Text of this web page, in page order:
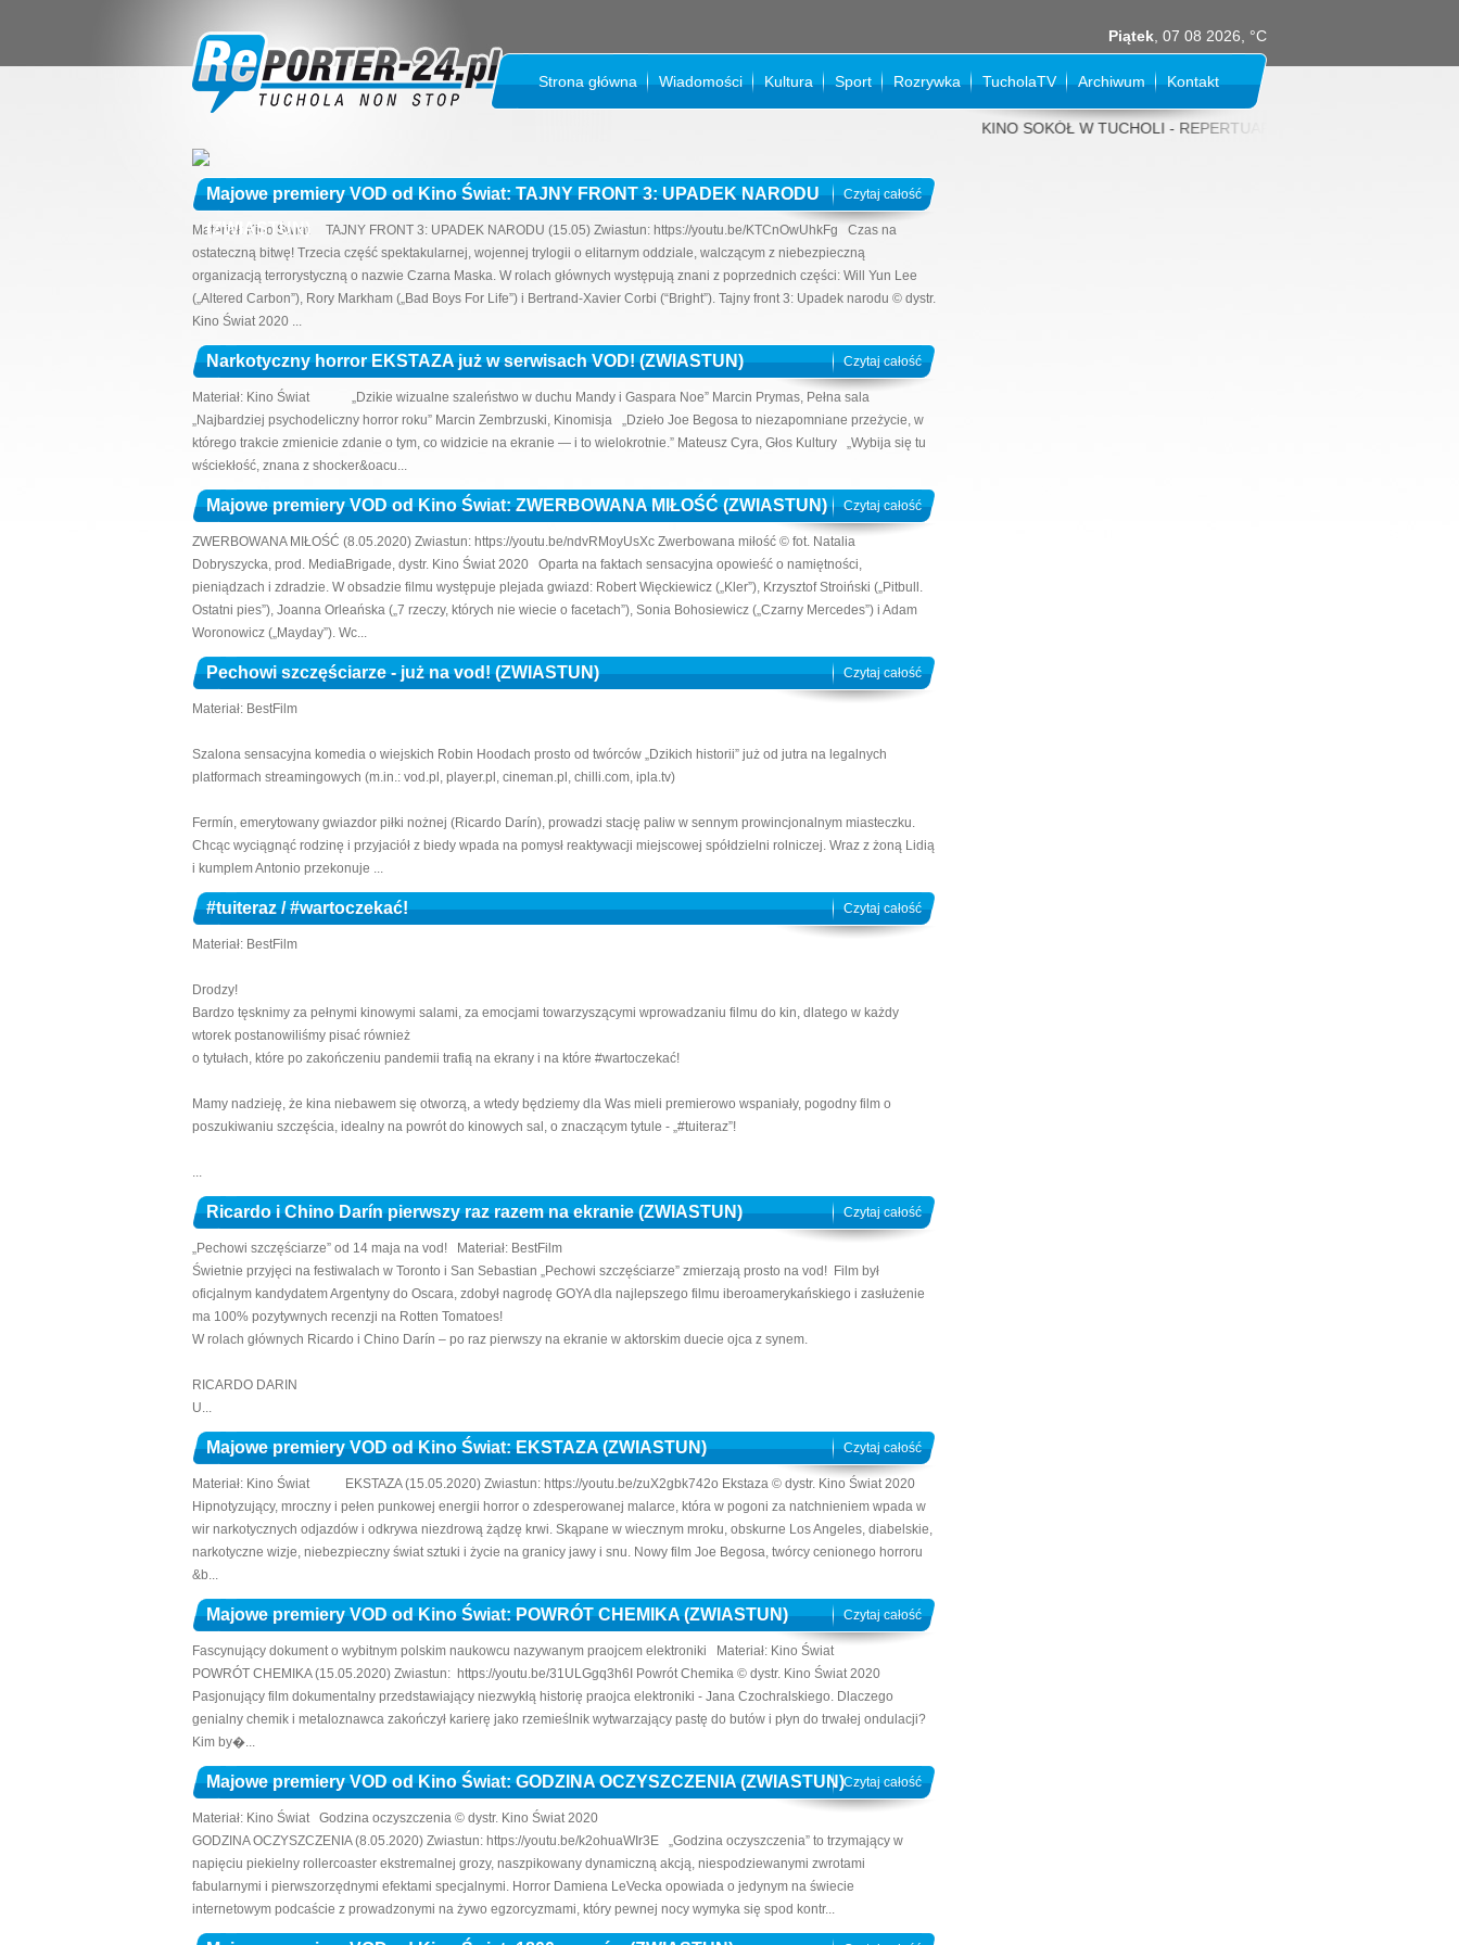
Piątek , 07 08 2026, °C
Strona główna Wiadomości Kultura Sport Rozrywka TucholaTV Archiwum Kontakt
KINO SOKÓŁ W TUCHOLI - REPERTUAR NA SIERPIEŃ 2026 rok:
Majowe premiery VOD od Kino Świat: TAJNY FRONT 3: UPADEK NARODU
(ZWIASTUN)
Czytaj całość
Materiał: Kino Świat TAJNY FRONT 3: UPADEK NARODU (15.05) Zwiastun: https://youtu.be/KTCnOwUhkFg Czas na
ostateczną bitwę! Trzecia część spektakularnej, wojennej trylogii o elitarnym oddziale, walczącym z niebezpieczną
organizacją terrorystyczną o nazwie Czarna Maska. W rolach głównych występują znani z poprzednich części: Will Yun Lee
(„Altered Carbon”), Rory Markham („Bad Boys For Life”) i Bertrand-Xavier Corbi (“Bright”). Tajny front 3: Upadek narodu © dystr.
Kino Świat 2020 ...
Narkotyczny horror EKSTAZA już w serwisach VOD! (ZWIASTUN) Czytaj całość
Materiał: Kino Świat „Dzikie wizualne szaleństwo w duchu Mandy i Gaspara Noe” Marcin Prymas, Pełna sala
„Najbardziej psychodeliczny horror roku” Marcin Zembrzuski, Kinomisja „Dzieło Joe Begosa to niezapomniane przeżycie, w
którego trakcie zmienicie zdanie o tym, co widzicie na ekranie — i to wielokrotnie.” Mateusz Cyra, Głos Kultury „Wybija się tu
wściekłość, znana z shocker&oacu...
Majowe premiery VOD od Kino Świat: ZWERBOWANA MIŁOŚĆ (ZWIASTUN) Czytaj całość
ZWERBOWANA MIŁOŚĆ (8.05.2020) Zwiastun: https://youtu.be/ndvRMoyUsXc Zwerbowana miłość © fot. Natalia
Dobryszycka, prod. MediaBrigade, dystr. Kino Świat 2020 Oparta na faktach sensacyjna opowieść o namiętności,
pieniądzach i zdradzie. W obsadzie filmu występuje plejada gwiazd: Robert Więckiewicz („Kler”), Krzysztof Stroiński („Pitbull.
Ostatni pies”), Joanna Orleańska („7 rzeczy, których nie wiecie o facetach”), Sonia Bohosiewicz („Czarny Mercedes”) i Adam
Woronowicz („Mayday”). Wc...
Pechowi szczęściarze - już na vod! (ZWIASTUN) Czytaj całość
Materiał: BestFilm
Szalona sensacyjna komedia o wiejskich Robin Hoodach prosto od twórców „Dzikich historii” już od jutra na legalnych
platformach streamingowych (m.in.: vod.pl, player.pl, cineman.pl, chilli.com, ipla.tv)
Fermín, emerytowany gwiazdor piłki nożnej (Ricardo Darín), prowadzi stację paliw w sennym prowincjonalnym miasteczku.
Chcąc wyciągnąć rodzinę i przyjaciół z biedy wpada na pomysł reaktywacji miejscowej spółdzielni rolniczej. Wraz z żoną Lidią
i kumplem Antonio przekonuje ...
#tuiteraz / #wartoczekać! Czytaj całość
Materiał: BestFilm
Drodzy!
Bardzo tęsknimy za pełnymi kinowymi salami, za emocjami towarzyszącymi wprowadzaniu filmu do kin, dlatego w każdy
wtorek postanowiliśmy pisać również
o tytułach, które po zakończeniu pandemii trafią na ekrany i na które #wartoczekać!
Mamy nadzieję, że kina niebawem się otworzą, a wtedy będziemy dla Was mieli premierowo wspaniały, pogodny film o
poszukiwaniu szczęścia, idealny na powrót do kinowych sal, o znaczącym tytule - „#tuiteraz”!
...
Ricardo i Chino Darín pierwszy raz razem na ekranie (ZWIASTUN) Czytaj całość
„Pechowi szczęściarze” od 14 maja na vod! Materiał: BestFilm
Świetnie przyjęci na festiwalach w Toronto i San Sebastian „Pechowi szczęściarze” zmierzają prosto na vod! Film był
oficjalnym kandydatem Argentyny do Oscara, zdobył nagrodę GOYA dla najlepszego filmu iberoamerykańskiego i zasłużenie
ma 100% pozytywnych recenzji na Rotten Tomatoes!
W rolach głównych Ricardo i Chino Darín – po raz pierwszy na ekranie w aktorskim duecie ojca z synem.
RICARDO DARIN
U...
Majowe premiery VOD od Kino Świat: EKSTAZA (ZWIASTUN) Czytaj całość
Materiał: Kino Świat EKSTAZA (15.05.2020) Zwiastun: https://youtu.be/zuX2gbk742o Ekstaza © dystr. Kino Świat 2020
Hipnotyzujący, mroczny i pełen punkowej energii horror o zdesperowanej malarce, która w pogoni za natchnieniem wpada w
wir narkotycznych odjazdów i odkrywa niezdrową żądzę krwi. Skąpane w wiecznym mroku, obskurne Los Angeles, diabelskie,
narkotyczne wizje, niebezpieczny świat sztuki i życie na granicy jawy i snu. Nowy film Joe Begosa, twórcy cenionego horroru
&b...
Majowe premiery VOD od Kino Świat: POWRÓT CHEMIKA (ZWIASTUN) Czytaj całość
Fascynujący dokument o wybitnym polskim naukowcu nazywanym praojcem elektroniki Materiał: Kino Świat
POWRÓT CHEMIKA (15.05.2020) Zwiastun: https://youtu.be/31ULGgq3h6I Powrót Chemika © dystr. Kino Świat 2020
Pasjonujący film dokumentalny przedstawiający niezwykłą historię praojca elektroniki - Jana Czochralskiego. Dlaczego
genialny chemik i metaloznawca zakończył karierę jako rzemieślnik wytwarzający pastę do butów i płyn do trwałej ondulacji?
Kim by�...
Majowe premiery VOD od Kino Świat: GODZINA OCZYSZCZENIA (ZWIASTUN)Czytaj całość
Materiał: Kino Świat Godzina oczyszczenia © dystr. Kino Świat 2020
GODZINA OCZYSZCZENIA (8.05.2020) Zwiastun: https://youtu.be/k2ohuaWIr3E „Godzina oczyszczenia” to trzymający w
napięciu piekielny rollercoaster ekstremalnej grozy, naszpikowany dynamiczną akcją, niespodziewanymi zwrotami
fabularnymi i pierwszorzędnymi efektami specjalnymi. Horror Damiena LeVecka opowiada o jedynym na świecie
internetowym podcaście z prowadzonymi na żywo egzorcyzmami, który pewnej nocy wymyka się spod kontr...